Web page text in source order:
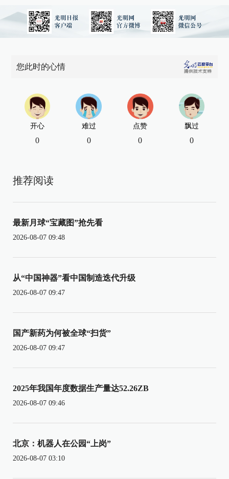
您此时的心情
开心
0
难过
0
点赞
0
飘过
0
推荐阅读
最新月球“宝藏图”抢先看
2026-08-07 09:48
从“中国神器”看中国制造迭代升级
2026-08-07 09:47
国产新药为何被全球“扫货”
2026-08-07 09:47
2025年我国年度数据生产量达52.26ZB
2026-08-07 09:46
北京：机器人在公园“上岗”
2026-08-07 03:10